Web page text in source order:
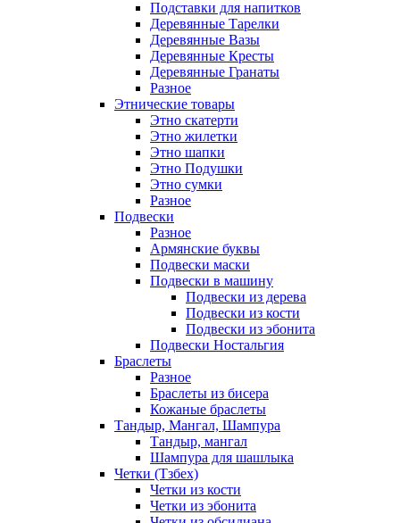
Подставки для напитков
Деревянные Тарелки
Деревянные Вазы
Деревянные Кресты
Деревянные Гранаты
Разное
Этнические товары
Этно скатерти
Этно жилетки
Этно шапки
Этно Подушки
Этно сумки
Разное
Подвески
Разное
Армянские буквы
Подвески маски
Подвески в машину
Подвески из дерева
Подвески из кости
Подвески из эбонита
Подвески Ностальгия
Браслеты
Разное
Браслеты из бисера
Кожаные браслеты
Тандыр, Мангал, Шампура
Тандыр, мангал
Шампура для шашлыка
Четки (Тзбех)
Четки из кости
Четки из эбонита